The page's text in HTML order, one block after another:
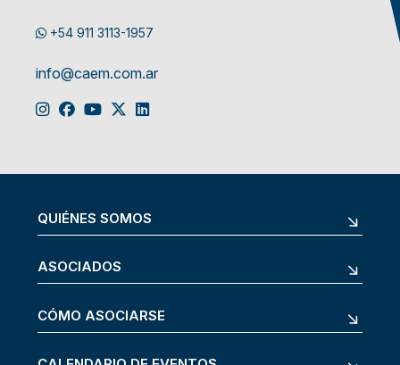
+54 911 3113-1957
info@caem.com.ar
QUIÉNES SOMOS
ASOCIADOS
CÓMO ASOCIARSE